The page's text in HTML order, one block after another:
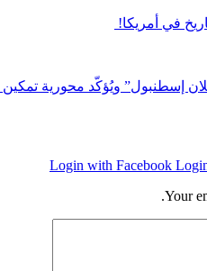
في أمريكا!
إسطنبول” ويُؤكّد محورية
Login with Facebook
Your